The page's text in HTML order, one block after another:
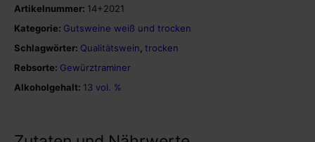
Artikelnummer: 14+2021
Kategorie: Gutsweine weiß und trocken
Schlagwörter: Qualitätswein, trocken
Rebsorte: Gewürztraminer
Alkoholgehalt: 13 vol. %